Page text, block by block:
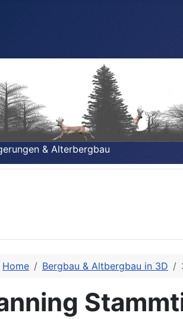
& Alterbergbau
Home Bergbau & Altbergbau in 3D